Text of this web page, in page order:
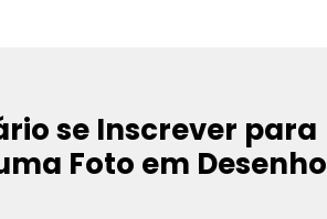
se Inscrever para
Foto em Desenho